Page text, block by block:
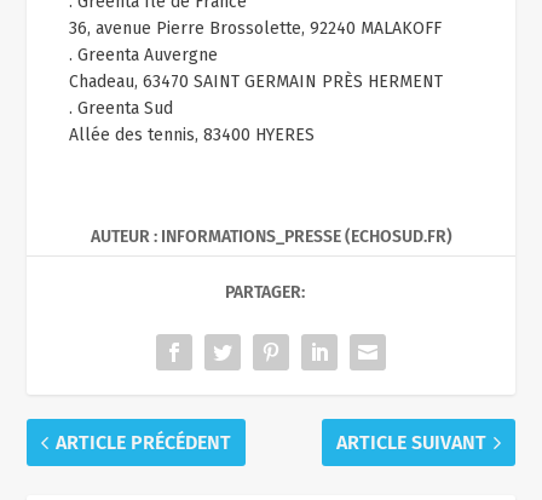
36, avenue Pierre Brossolette, 92240 MALAKOFF
. Greenta Auvergne
Chadeau, 63470 SAINT GERMAIN PRÈS HERMENT
. Greenta Sud
Allée des tennis, 83400 HYERES
AUTEUR : INFORMATIONS_PRESSE (ECHOSUD.FR)
PARTAGER:
ARTICLE PRÉCÉDENT ARTICLE SUIVANT